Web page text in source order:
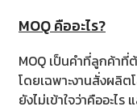
MOQ คืออะไร?
MOQ เป็นคำที่ลูกค้าที่
โดยเฉพาะงานสั่งผลิ
ยังไม่เข้าใจว่าคืออะไร